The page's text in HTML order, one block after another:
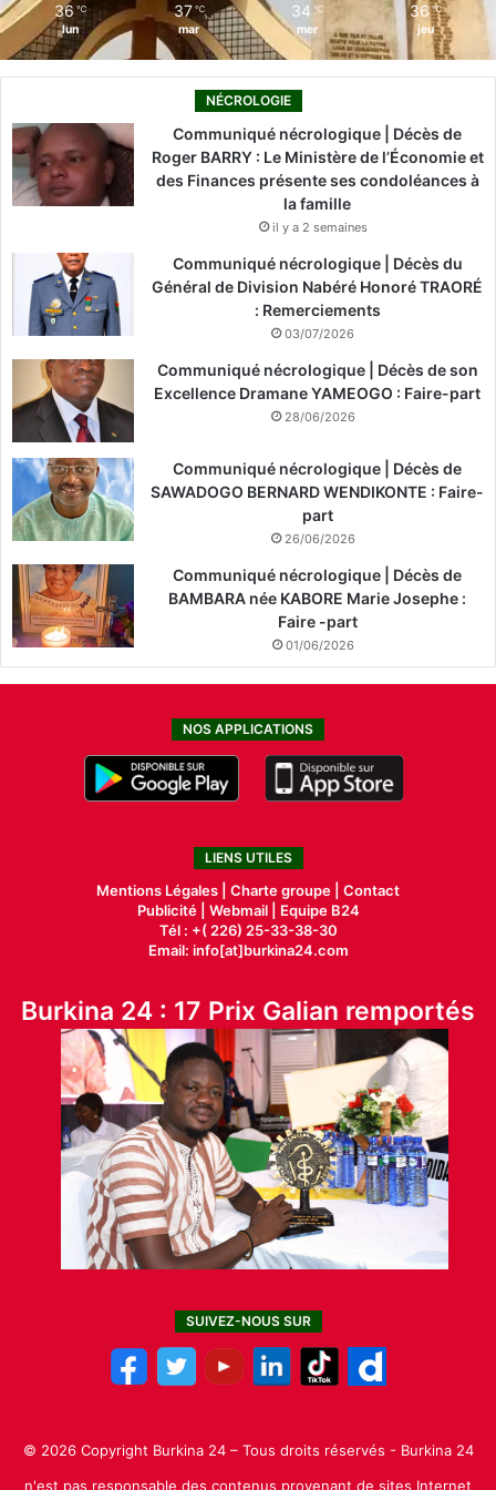
36 ℃
lun
37 ℃
mar
34 ℃
mer
36 ℃
jeu
NÉCROLOGIE
Communiqué nécrologique | Décès de
Roger BARRY : Le Ministère de l’Économie et
des Finances présente ses condoléances à
la famille
il y a 2 semaines
Communiqué nécrologique | Décès du
Général de Division Nabéré Honoré TRAORÉ
: Remerciements
03/07/2026
Communiqué nécrologique | Décès de son
Excellence Dramane YAMEOGO : Faire-part
28/06/2026
Communiqué nécrologique | Décès de
SAWADOGO BERNARD WENDIKONTE : Faire-
part
26/06/2026
Communiqué nécrologique | Décès de
BAMBARA née KABORE Marie Josephe :
Faire -part
01/06/2026
NOS APPLICATIONS
LIENS UTILES
Mentions Légales | Charte groupe | Contact
Publicité| Webmail |
Equipe B24
Tél : +( 226) 25-33-38-30
Email: info[at]burkina24.com
Burkina 24 : 17 Prix Galian remportés
SUIVEZ-NOUS SUR
© 2026 Copyright Burkina 24 – Tous droits réservés - Burkina 24
n'est pas responsable des contenus provenant de sites Internet